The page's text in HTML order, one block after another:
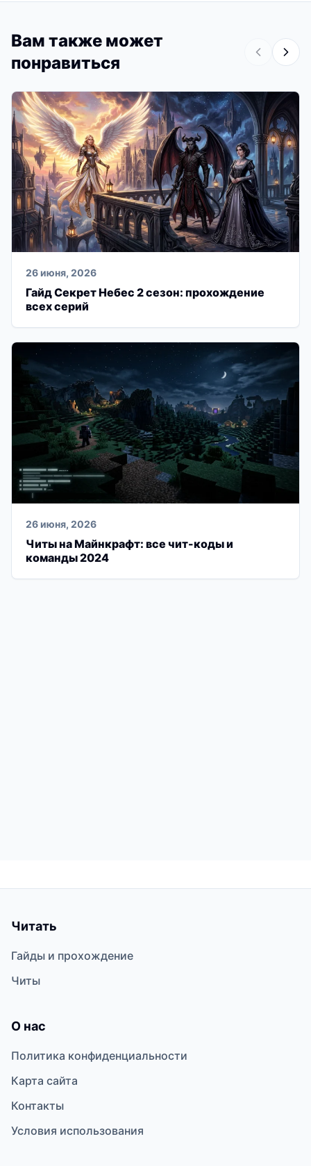
Вам также может
понравиться
26 июня, 2026
Гайд Секрет Небес 2 сезон: прохождение
всех серий
26 июня, 2026
Читы на Майнкрафт: все чит-коды и
команды 2024
Читать
Гайды и прохождение
Читы
О нас
Политика конфиденциальности
Карта сайта
Контакты
Условия использования